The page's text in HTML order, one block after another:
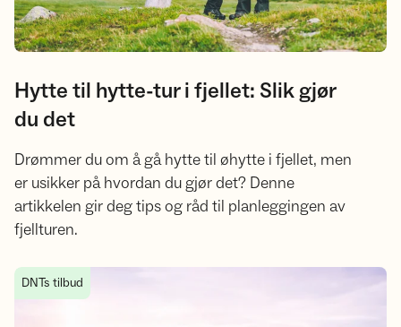
Hytte til hytte-tur i fjellet: Slik gjør
du det
Drømmer du om å gå hytte til øhytte i fjellet, men
er usikker på hvordan du gjør det? Denne
artikkelen gir deg tips og råd til planleggingen av
fjellturen.
De beste tipsene for billig ferie i Norge
DNTs tilbud